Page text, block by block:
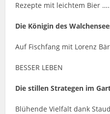
Rezepte mit leichtem Bier
Die Königin des
Auf Fischfang mit Lorenz
BESSER LEBEN
Die stillen Strategen im
Blühende Vielfalt dank